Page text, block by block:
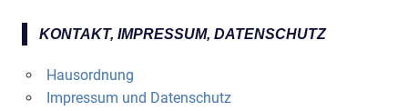
KONTAKT, IMPRESSUM, DATENSCHUTZ
Hausordnung
Impressum und Datenschutz